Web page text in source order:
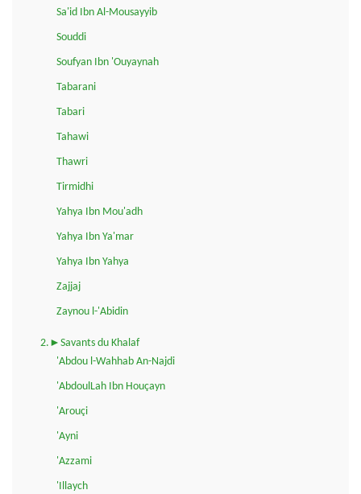
Sa'id Ibn Al-Mousayyib
Souddi
Soufyan Ibn 'Ouyaynah
Tabarani
Tabari
Tahawi
Thawri
Tirmidhi
Yahya Ibn Mou'adh
Yahya Ibn Ya'mar
Yahya Ibn Yahya
Zajjaj
Zaynou l-'Abidin
2.►Savants du Khalaf
'Abdou l-Wahhab An-Najdi
'AbdoulLah Ibn Houçayn
'Arouçi
'Ayni
'Azzami
'Illaych